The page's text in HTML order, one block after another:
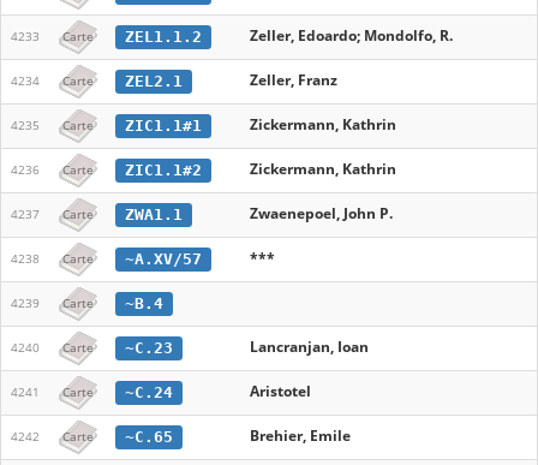
4233 Carte ZEL1.1.2 Zeller, Edoardo; Mondolfo, R.
4234 Carte ZEL2.1 Zeller, Franz
4235 Carte ZIC1.1#1 Zickermann, Kathrin
4236 Carte ZIC1.1#2 Zickermann, Kathrin
4237 Carte ZWA1.1 Zwaenepoel, John P.
4238 Carte ~A.XV/57 ***
4239 Carte ~B.4
4240 Carte ~C.23 Lancranjan, Ioan
4241 Carte ~C.24 Aristotel
4242 Carte ~C.65 Brehier, Emile